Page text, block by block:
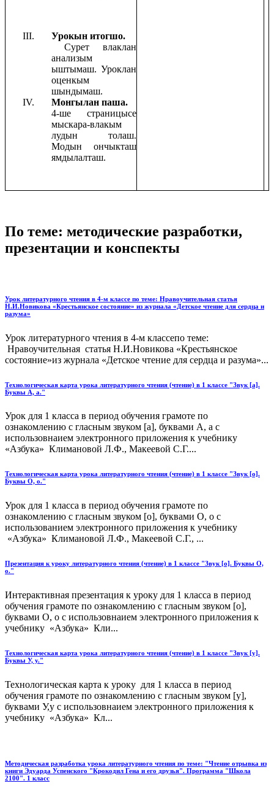
Урокын итогшо.
Сурет влаклан
анализым
ыштымаш. Уроклан
оценкым
шындымаш.
Монгылан паша.
4-ше страницысе
мыскара-влакым
лудын толаш.
Модын ончыкташ
ямдылалташ.
По теме: методические разработки,
презентации и конспекты
Урок литературного чтения в 4-м классе по теме: Нравоучительная статья
Н.И.Новикова «Крестьянское состояние» из журнала «Детское чтение для сердца и
разума»
Урок литературного чтения в 4-м классепо теме:
Нравоучительная статья Н.И.Новикова «Крестьянское
состояние»из журнала «Детское чтение для сердца и разума»...
Технологическая карта урока литературного чтения (чтение) в 1 классе "Звук [а].
Буквы А, а."
Урок для 1 класса в период обучения грамоте по
ознакомлению с гласным звуком [а], буквами А, а с
использовнаием электронного приложения к учебнику
«Азбука» Климановой Л.Ф., Макеевой С.Г....
Технологическая карта урока литературного чтения (чтение) в 1 классе "Звук [о].
Буквы О, о."
Урок для 1 класса в период обучения грамоте по
ознакомлению с гласным звуком [о], буквами О, о с
использованием электронного приложения к учебнику
«Азбука» Климановой Л.Ф., Макеевой С.Г., ...
Презентация к уроку литературного чтения (чтение) в 1 классе "Звук [о]. Буквы О,
о."
Интерактивная презентация к уроку для 1 класса в период
обучения грамоте по ознакомлению с гласным звуком [о],
буквами О, о с использовнаием электронного приложения к
учебнику «Азбука» Кли...
Технологическая карта урока литературного чтения (чтение) в 1 классе "Звук [у].
Буквы У, у."
Технологическая карта к уроку для 1 класса в период
обучения грамоте по ознакомлению с гласным звуком [у],
буквами У,у с использовнаием электронного приложения к
учебнику «Азбука» Кл...
Методическая разработка урока литературного чтения по теме: "Чтение отрывка из
книги Эдуарда Успенского "Крокодил Гена и его друзья". Программа "Школа
2100". 1 класс